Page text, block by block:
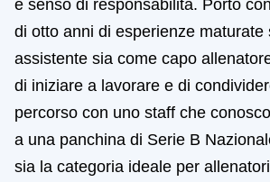
e senso di responsabilità. Porto
di otto anni di esperienze maturate
assistente sia come capo
di iniziare a lavorare e di
percorso con uno staff che
a una panchina di Serie B
sia la categoria ideale per